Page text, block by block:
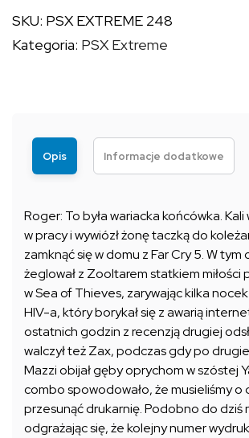
248
SKU: PSX EXTREME 248
Kategoria: PSX Extreme
Opis Informacje dodatkowe
Roger: To była wariacka końcówka. Kali
w pracy i wywiózł żonę taczką do
zamknąć się w domu z Far Cry 5. W tym
żeglował z Zooltarem statkiem miłości
w Sea of Thieves, zarywając kilka
HIV-a, który borykał się z awarią
ostatnich godzin z recenzją drugiej
walczył też Zax, podczas gdy po
Mazzi obijał gęby oprychom w szóstej
combo spowodowało, że musieliśmy o
przesunąć drukarnię. Podobno do dziś
odgrażając się, że kolejny numer